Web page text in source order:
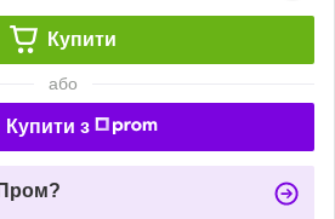
Купити
або
Купити з